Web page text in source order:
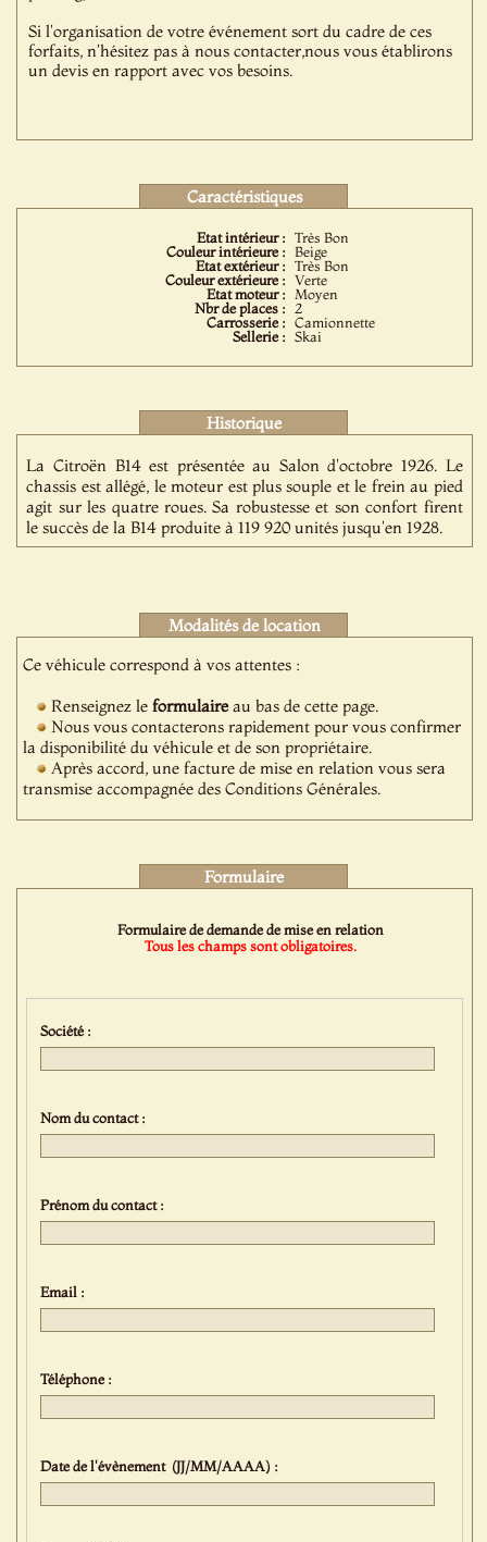
Si l'organisation de votre événement sort du cadre de ces
forfaits, n'hésitez pas à nous contacter,nous vous établirons
un devis en rapport avec vos besoins.
Caractéristiques
Etat intérieur : Très Bon
Couleur intérieure : Beige
Etat extérieur : Très Bon
Couleur extérieure : Verte
Etat moteur :
Moyen
Nbr de places :
2
Carrosserie : Camionnette
Sellerie : Skai
Historique
La Citroën B14 est présentée au Salon d'octobre 1926. Le
chassis est allégé, le moteur est plus souple et le frein au pied
agit sur les quatre roues. Sa robustesse et son confort firent
le succès de la B14 produite à 119 920 unités jusqu'en 1928.
Modalités de location
Ce véhicule correspond à vos attentes :
Renseignez leformulaireau bas de cette page.
Nous vous contacterons rapidement pour vous confirmer
la disponibilité du véhicule et de son propriétaire.
Après accord, une facture de mise en relation vous sera
transmise accompagnée des Conditions Générales.
Formulaire
Formulaire de demande de mise en relation
Tous les champs sont obligatoires.
Société :
Nom du contact :
Prénom du contact :
Email :
Téléphone :
Date de l'évènement (JJ/MM/AAAA) :